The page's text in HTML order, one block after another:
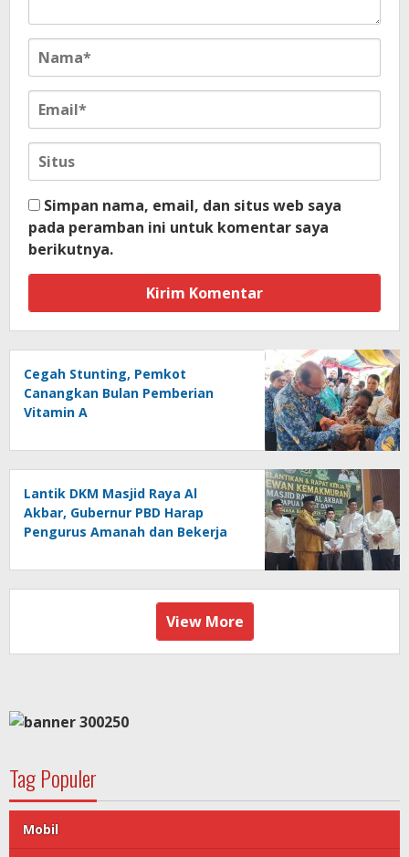
Simpan nama, email, dan situs web saya
pada peramban ini untuk komentar saya
berikutnya.
Cegah Stunting, Pemkot
Canangkan Bulan Pemberian
Vitamin A
Lantik DKM Masjid Raya Al
Akbar, Gubernur PBD Harap
Pengurus Amanah dan Bekerja
View More
Tag Populer
Mobil